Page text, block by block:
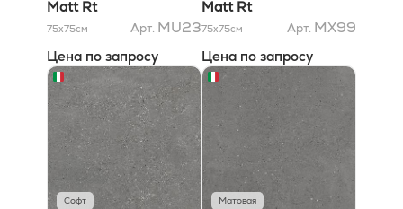
Matt Rt
75x75см Арт. MU23
Цена по запросу
Matt Rt
75x75см Арт. MX99
Цена по запросу
Софт Матовая